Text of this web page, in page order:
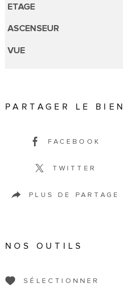
ETAGE
ASCENSEUR
VUE
PARTAGER LE BIEN
FACEBOOK
TWITTER
PLUS DE PARTAGE
NOS OUTILS
SÉLECTIONNER